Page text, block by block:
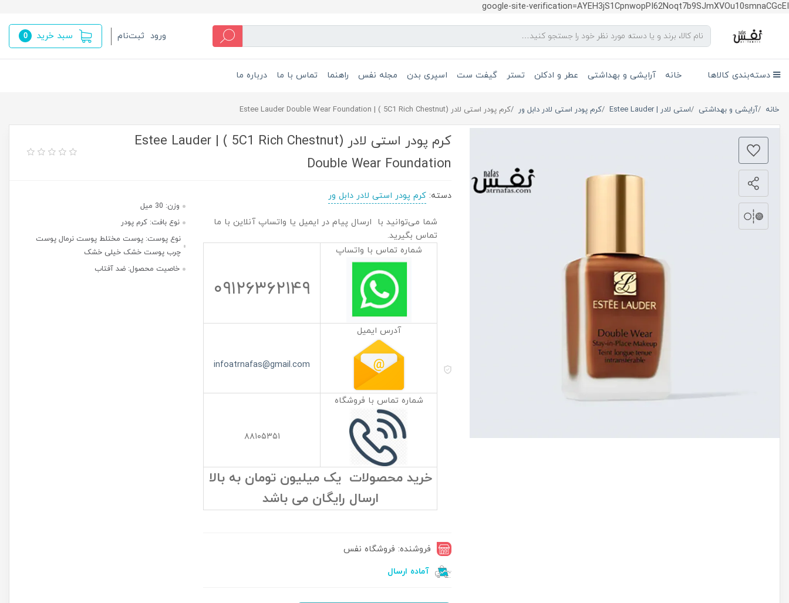
google-site-verification=AYEH3jS1CpnwopPI62Noqt7b9SJmXVOu10smnaCGcEI
ورود ثبت‌نام سبد خرید 0
دسته‌بندی کالاها خانه آرایشی و بهداشتی عطر و ادکلن تستر گیفت ست اسپری بدن مجله نفس راهنما تماس با ما درباره ما
خانه آرایشی و بهداشتی استی لادر | Estee Lauder کرم پودر استی لادر دابل ور کرم پودر استی لادر (5C1 Rich Chestnut ) | Estee Lauder Double Wear Foundation
کرم پودر استی لادر (5C1 Rich Chestnut ) | Estee Lauder
Double Wear Foundation
دسته:کرم پودر استی لادر دابل ور
شما می‌توانید با ارسال پیام در ایمیل یا واتساپ آنلاین با ما
تماس بگیرید.
شماره تماس با واتساپ
۰۹۱۲۶۳۶۲۱۴۹
آدرس ایمیل
infoatrnafas@gmail.com
شماره تماس با فروشگاه
۸۸۱۰۵۳۵۱
خرید محصولات یک میلیون تومان به بالا
ارسال رایگان می باشد
فروشنده: فروشگاه نفس
آماده ارسال
وزن: 30 میل
نوع بافت: کرم پودر
نوع پوست: پوست مختلط پوست نرمال پوست
چرب پوست خشک خیلی خشک
خاصیت محصول: ضد آفتاب